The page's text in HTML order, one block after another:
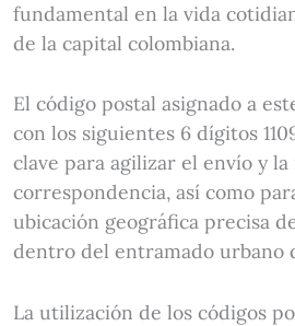
fundamental en la vida
de la capital colombiana.
El código postal asignado a
con los siguientes 6 dígitos
clave para agilizar el envío y
correspondencia, así como
ubicación geográfica precisa
dentro del entramado urbano
La utilización de los códigos